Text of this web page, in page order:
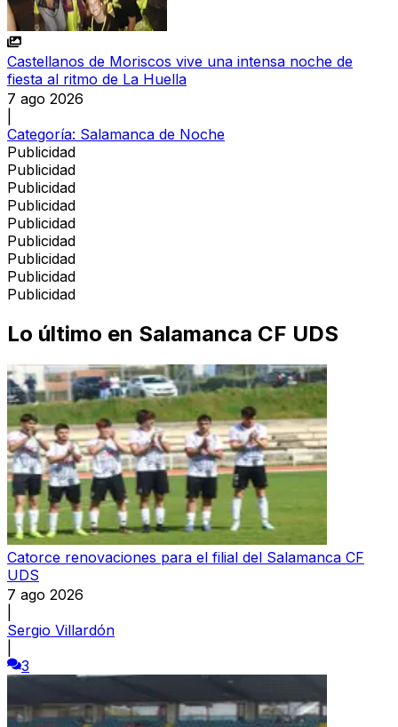
Castellanos de Moriscos vive una intensa noche de
fiesta al ritmo de La Huella
7 ago 2026
Categoría: Salamanca de Noche
Publicidad
Publicidad
Publicidad
Publicidad
Publicidad
Publicidad
Publicidad
Publicidad
Publicidad
Lo último en Salamanca CF UDS
Catorce renovaciones para el filial del Salamanca CF
UDS
7 ago 2026
Sergio Villardón
3